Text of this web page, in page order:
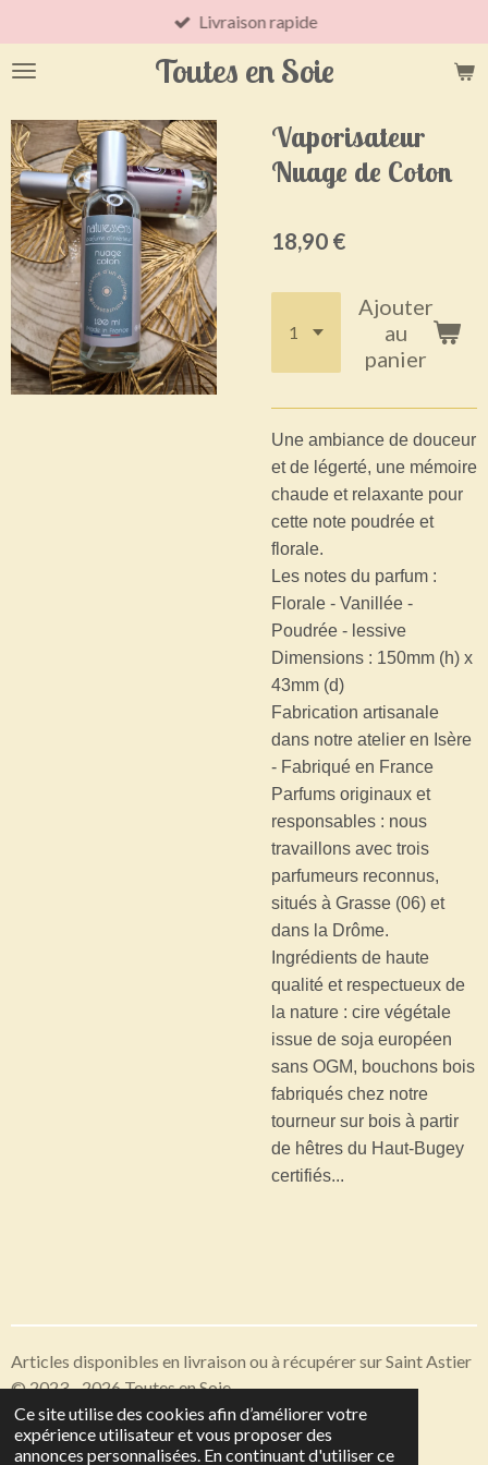
Ce site utilise des cookies afin d’améliorer votre
expérience utilisateur et vous proposer des
annonces personnalisées. En continuant d'utiliser ce
au
contenu
Toutes en Soie
Livraison rapide
Vaporisateur
Nuage de Coton
18,90 €
Ajouter
au
panier
Une ambiance de douceur
et de légerté, une mémoire
chaude et relaxante pour
cette note poudrée et
florale.
Les notes du parfum :
Florale - Vanillée -
Poudrée - lessive
Dimensions : 150mm (h) x
43mm (d)
Fabrication artisanale
dans notre atelier en Isère
- Fabriqué en France
Parfums originaux et
responsables : nous
travaillons avec trois
parfumeurs reconnus,
situés à Grasse (06) et
dans la Drôme.
Ingrédients de haute
qualité et respectueux de
la nature : cire végétale
issue de soja européen
sans OGM, bouchons bois
fabriqués chez notre
tourneur sur bois à partir
de hêtres du Haut-Bugey
certifiés...
Articles disponibles en livraison ou à récupérer sur Saint Astier
© 2023 - 2026 Toutes en Soie
Propulsé parWebador